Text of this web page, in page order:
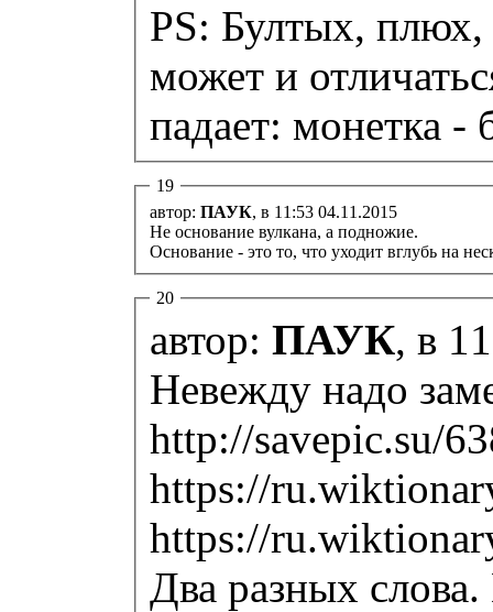
PS: Бултых,
может и
падает: монетка -
19
автор: ПАУК, в 11:53 04.11.2015
Не основание вулкана, а подножие.
Основание - это то, что уходит вглубь на
20
автор: ПАУК, в
Невежду надо
http://savepic.su/
https://
https://
Два разных